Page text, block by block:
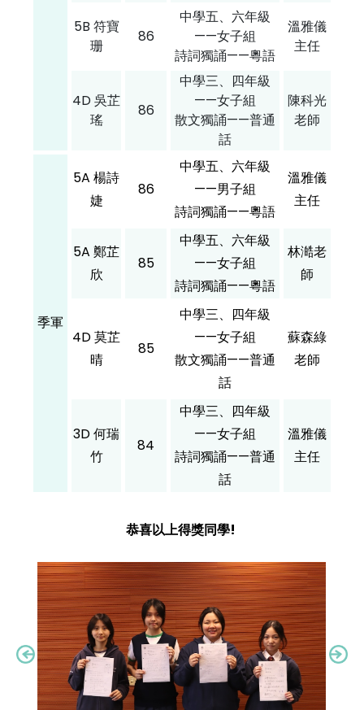
5B 符寶
珊
86
中學五、六年級
——女子組
詩詞獨誦——粵語
溫雅儀
主任
4D 吳芷
瑤
86
中學三、四年級
——女子組
散文獨誦——普通
話
陳科光
老師
季軍
5A 楊詩
婕
86
中學五、六年級
——男子組
詩詞獨誦——粵語
溫雅儀
主任
5A 鄭芷
欣
85
中學五、六年級
——女子組
詩詞獨誦——粵語
林澔老
師
4D 莫芷
晴
85
中學三、四年級
——女子組
散文獨誦——普通
話
蘇森綠
老師
3D 何瑞
竹
84
中學三、四年級
——女子組
詩詞獨誦——普通
話
溫雅儀
主任
恭喜以上得獎同學!